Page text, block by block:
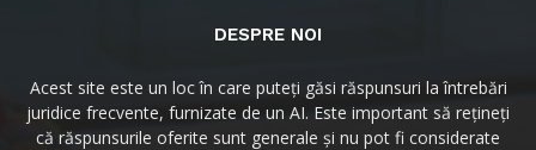
DESPRE NOI
Acest site este un loc în care puteți găsi răspunsuri la întrebări
juridice frecvente, furnizate de un AI. Este important să rețineți
că răspunsurile oferite sunt generale și nu pot fi considerate